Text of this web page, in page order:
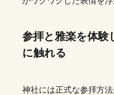
参拝と雅楽を体験
に触れる
神社には正式な参拝方法